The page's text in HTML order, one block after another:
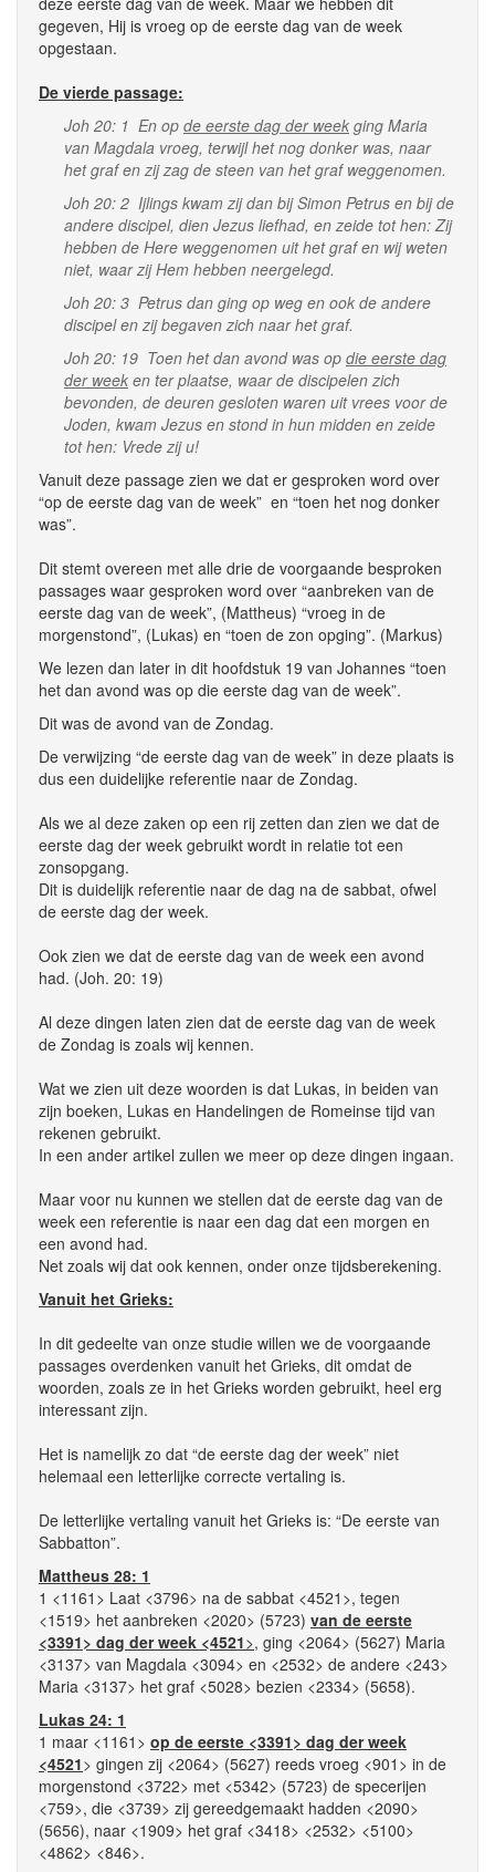
gegeven, Hij is vroeg op de eerste dag van de week
opgestaan.
De vierde passage:
Joh 20: 1 En op de eerste dag der week ging Maria
van Magdala vroeg, terwijl het nog donker was, naar
het graf en zij zag de steen van het graf weggenomen.
Joh 20: 2 Ijlings kwam zij dan bij Simon Petrus en bij de
andere discipel, dien Jezus liefhad, en zeide tot hen: Zij
hebben de Here weggenomen uit het graf en wij weten
niet, waar zij Hem hebben neergelegd.
Joh 20: 3 Petrus dan ging op weg en ook de andere
discipel en zij begaven zich naar het graf.
Joh 20: 19 Toen het dan avond was op die eerste dag
der week en ter plaatse, waar de discipelen zich
bevonden, de deuren gesloten waren uit vrees voor de
Joden, kwam Jezus en stond in hun midden en zeide
tot hen: Vrede zij u!
Vanuit deze passage zien we dat er gesproken word over
“op de eerste dag van de week” en “toen het nog donker
was”.
Dit stemt overeen met alle drie de voorgaande besproken
passages waar gesproken word over “aanbreken van de
eerste dag van de week”, (Mattheus) “vroeg in de
morgenstond”, (Lukas) en “toen de zon opging”. (Markus)
We lezen dan later in dit hoofdstuk 19 van Johannes “toen
het dan avond was op die eerste dag van de week”.
Dit was de avond van de Zondag.
De verwijzing “de eerste dag van de week” in deze plaats is
dus een duidelijke referentie naar de Zondag.
Als we al deze zaken op een rij zetten dan zien we dat de
eerste dag der week gebruikt wordt in relatie tot een
zonsopgang.
Dit is duidelijk referentie naar de dag na de sabbat, ofwel
de eerste dag der week.
Ook zien we dat de eerste dag van de week een avond
had. (Joh. 20: 19)
Al deze dingen laten zien dat de eerste dag van de week
de Zondag is zoals wij kennen.
Wat we zien uit deze woorden is dat Lukas, in beiden van
zijn boeken, Lukas en Handelingen de Romeinse tijd van
rekenen gebruikt.
In een ander artikel zullen we meer op deze dingen ingaan.
Maar voor nu kunnen we stellen dat de eerste dag van de
week een referentie is naar een dag dat een morgen en
een avond had.
Net zoals wij dat ook kennen, onder onze tijdsberekening.
Vanuit het Grieks:
In dit gedeelte van onze studie willen we de voorgaande
passages overdenken vanuit het Grieks, dit omdat de
woorden, zoals ze in het Grieks worden gebruikt, heel erg
interessant zijn.
Het is namelijk zo dat “de eerste dag der week” niet
helemaal een letterlijke correcte vertaling is.
De letterlijke vertaling vanuit het Grieks is: “De eerste van
Sabbatton”.
Mattheus 28: 1
1 <1161> Laat <3796> na de sabbat <4521>, tegen
<1519> het aanbreken <2020> (5723) van de eerste
<3391> dag der week <4521>, ging <2064> (5627) Maria
<3137> van Magdala <3094> en <2532> de andere <243>
Maria <3137> het graf <5028> bezien <2334> (5658).
Lukas 24: 1
1 maar <1161> op de eerste <3391> dag der week
<4521> gingen zij <2064> (5627) reeds vroeg <901> in de
morgenstond <3722> met <5342> (5723) de specerijen
<759>, die <3739> zij gereedgemaakt hadden <2090>
(5656), naar <1909> het graf <3418> <2532> <5100>
<4862> <846>.